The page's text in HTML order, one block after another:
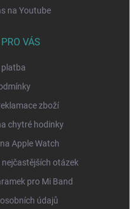
na Youtube
VÁS
platba
zboží
chytré hodinky
Apple Watch
nejčastějších otázek
pro Mi Band
údajů